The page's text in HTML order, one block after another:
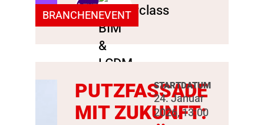
BRANCHENEVENT
PUTZFASSADE
MIT ZUKUNFT:
STARTDATUM
24. Januar
2026, 13:00